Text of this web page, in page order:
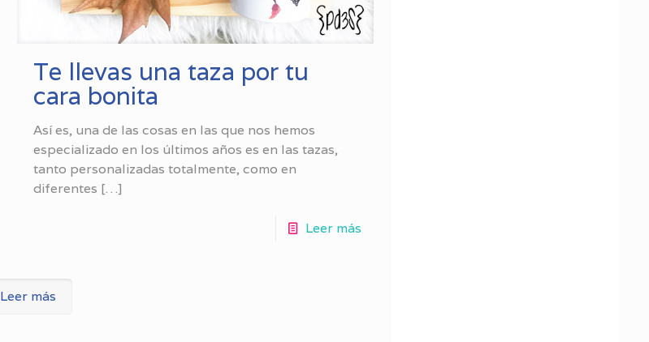
Te llevas una taza por tu
cara bonita
Así es, una de las cosas en las que nos hemos
especializado en los últimos años es en las tazas,
tanto personalizadas totalmente, como en
diferentes […]
Leer más
Leer más